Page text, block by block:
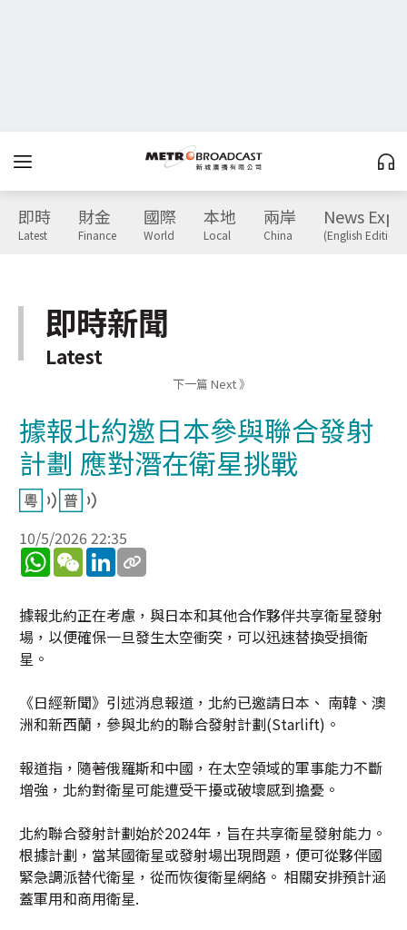
即時
Latest
財金
Finance
國際
World
本地
Local
兩岸
China
News
(English Edition)
即時新聞
Latest
下一篇 Next 》
據報北約邀日本參與聯合發射
計劃 應對潛在衛星挑戰
10/5/2026 22:35
WhatsApp
WeChatLinkedIn
據報北約正在考慮，與日本和其他合作夥伴共享衛星發射
場，以便確保一旦發生太空衝突，可以迅速替換受損衛
星。
《日經新聞》引述消息報道，北約已邀請日本、 南韓、澳
洲和新西蘭，參與北約的聯合發射計劃(Starlift)。
報道指，隨著俄羅斯和中國，在太空領域的軍事能力不斷
增強，北約對衛星可能遭受干擾或破壞感到擔憂。
北約聯合發射計劃始於2024年，旨在共享衛星發射能力。
根據計劃，當某國衛星或發射場出現問題，便可從夥伴國
緊急調派替代衛星，從而恢復衛星網絡。 相關安排預計涵
蓋軍用和商用衛星.